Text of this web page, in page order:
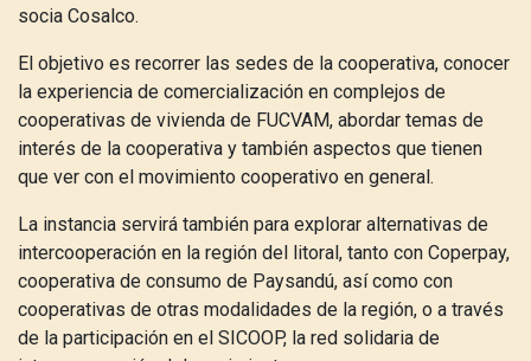
socia Cosalco.
El objetivo es recorrer las sedes de la cooperativa, conocer
la experiencia de comercialización en complejos de
cooperativas de vivienda de FUCVAM, abordar temas de
interés de la cooperativa y también aspectos que tienen
que ver con el movimiento cooperativo en general.
La instancia servirá también para explorar alternativas de
intercooperación en la región del litoral, tanto con Coperpay,
cooperativa de consumo de Paysandú, así como con
cooperativas de otras modalidades de la región, o a través
de la participación en el SICOOP, la red solidaria de